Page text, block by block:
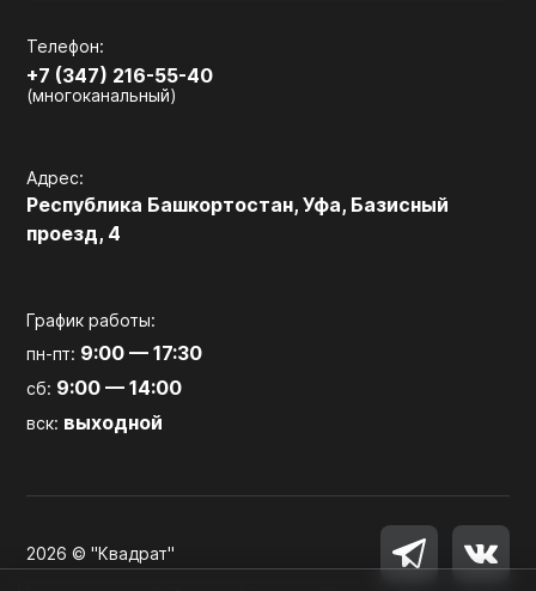
Телефон:
+7 (347) 216-55-40
(многоканальный)
Адрес:
Республика Башкортостан, Уфа, Базисный
проезд, 4
График работы:
пн-пт: 9:00 — 17:30
сб: 9:00 — 14:00
вск: выходной
2026 © "Квадрат"